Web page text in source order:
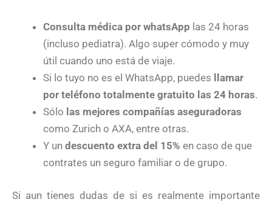
Consulta médica por whatsApp las 24 horas
(incluso pediatra). Algo super cómodo y muy
útil cuando uno está de viaje.
Si lo tuyo no es el WhatsApp, puedes
llamar
por teléfono totalmente gratuito las 24 horas.
Sólo las mejores compañías aseguradoras
como Zurich o AXA, entre otras.
Y un descuento extra del 15% en caso de que
contrates un seguro familiar o de grupo.
Si aun tienes dudas de si es realmente importante